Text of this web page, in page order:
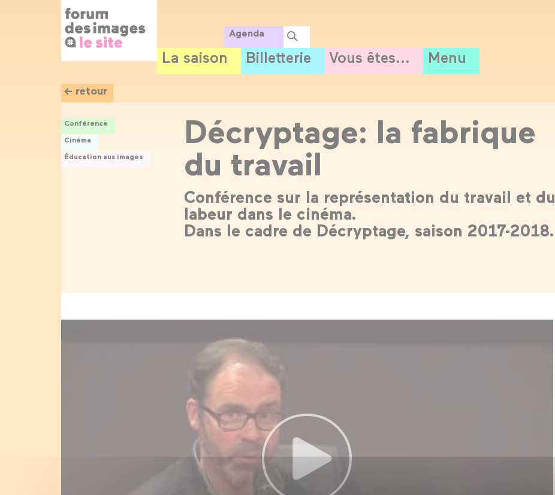
Agenda
La saison Billetterie Vous êtes... Menu
← retour
Conférence
Cinéma
Éducation aux images
Décryptage: la fabrique
du travail
Conférence sur la représentation du travail et du
labeur dans le cinéma.
Dans le cadre de Décryptage, saison 2017-2018.